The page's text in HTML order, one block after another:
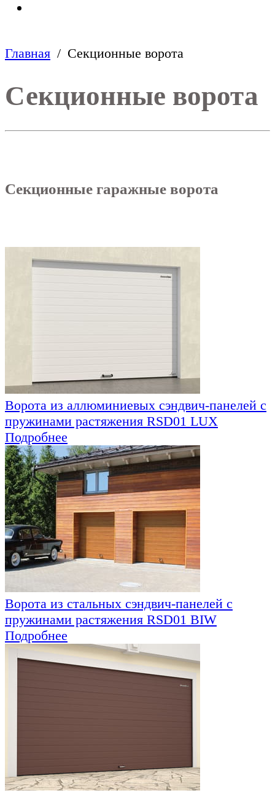
Главная Секционные ворота
Секционные ворота
Секционные гаражные ворота
Ворота из аллюминиевых сэндвич-панелей с
пружинами растяжения RSD01 LUX
Подробнее
Ворота из стальных сэндвич-панелей с
пружинами растяжения RSD01 BIW
Подробнее